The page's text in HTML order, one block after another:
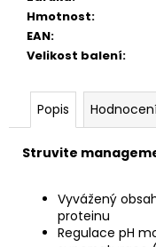
Hmotnost:
EAN:
Velikost balení:
Popis
Struvite
Vyvážený
proteinu
Regulace pH